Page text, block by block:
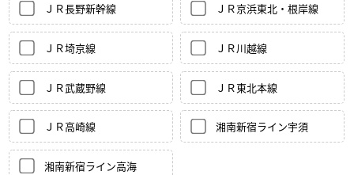
ＪＲ長野新幹線 ＪＲ京浜東北・根岸線
ＪＲ埼京線 ＪＲ川越線
ＪＲ武蔵野線 ＪＲ東北本線
ＪＲ高崎線 湘南新宿ライン宇須
湘南新宿ライン高海